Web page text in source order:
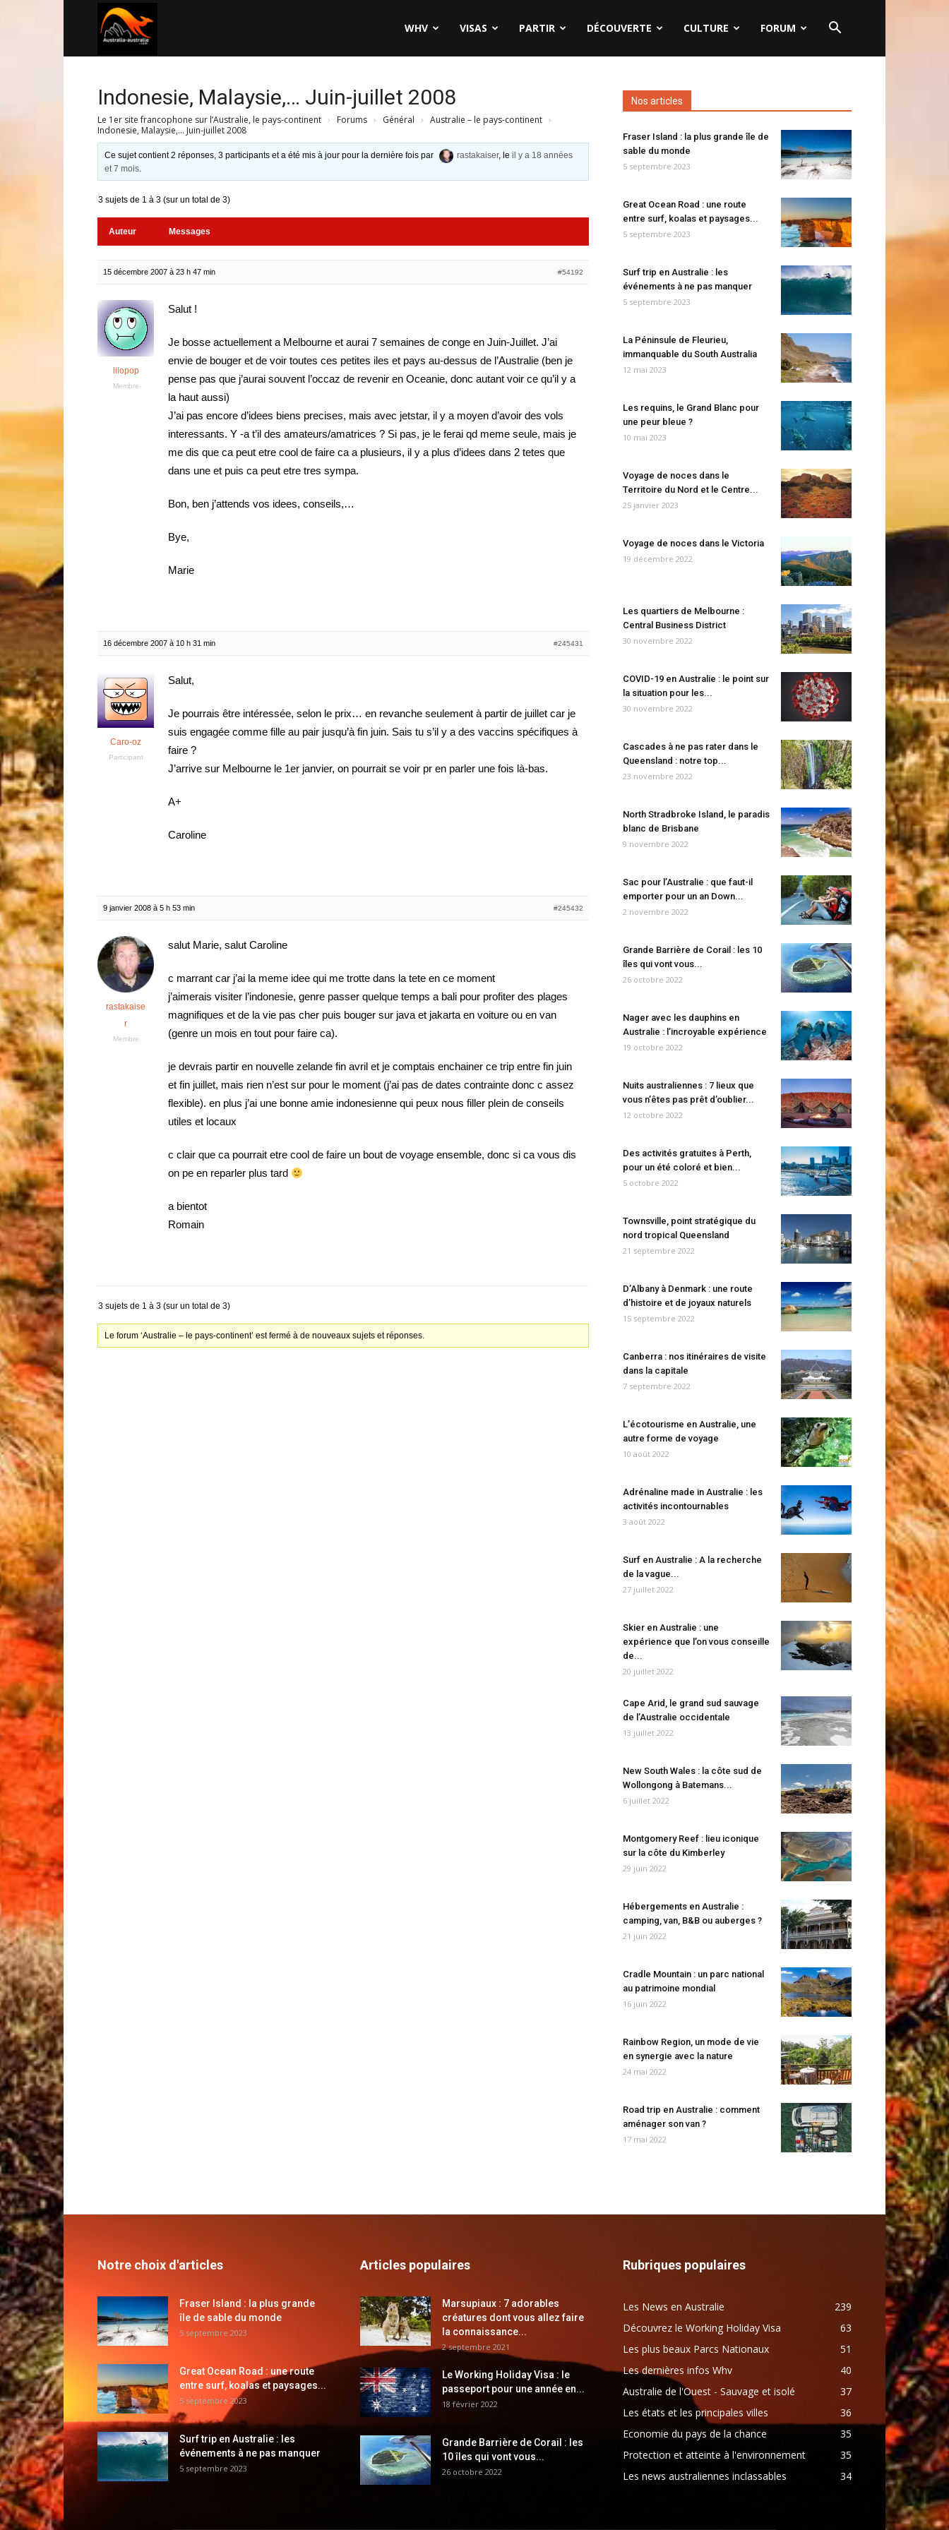
WHV VISAS PARTIR DÉCOUVERTE CULTURE FORUM
Indonesie, Malaysie,… Juin-juillet 2008
Le 1er site francophone sur l’Australie, le pays-continent › Forums › Général › Australie – le pays-continent ›
Indonesie, Malaysie,… Juin-juillet 2008
Ce sujet contient 2 réponses, 3 participants et a été mis à jour pour la dernière fois par rastakaiser, leil y a 18 années
et 7 mois.
3 sujets de 1 à 3 (sur un total de 3)
Auteur Messages
15 décembre 2007 à 23 h 47 min #54192
lilopop
Membre
Salut !
Je bosse actuellement a Melbourne et aurai 7 semaines de conge en Juin-Juillet. J’ai
envie de bouger et de voir toutes ces petites iles et pays au-dessus de l’Australie (ben je
pense pas que j’aurai souvent l’occaz de revenir en Oceanie, donc autant voir ce qu’il y a
la haut aussi)
J’ai pas encore d’idees biens precises, mais avec jetstar, il y a moyen d’avoir des vols
interessants. Y -a t’il des amateurs/amatrices ? Si pas, je le ferai qd meme seule, mais je
me dis que ca peut etre cool de faire ca a plusieurs, il y a plus d’idees dans 2 tetes que
dans une et puis ca peut etre tres sympa.
Bon, ben j’attends vos idees, conseils,…
Bye,
Marie
16 décembre 2007 à 10 h 31 min #245431
Caro-oz
Participant
Salut,
Je pourrais être intéressée, selon le prix… en revanche seulement à partir de juillet car je
suis engagée comme fille au pair jusqu’à fin juin. Sais tu s’il y a des vaccins spécifiques à
faire ?
J’arrive sur Melbourne le 1er janvier, on pourrait se voir pr en parler une fois là-bas.
A+
Caroline
9 janvier 2008 à 5 h 53 min #245432
rastakaise
r
Membre
salut Marie, salut Caroline
c marrant car j’ai la meme idee qui me trotte dans la tete en ce moment
j’aimerais visiter l’indonesie, genre passer quelque temps a bali pour profiter des plages
magnifiques et de la vie pas cher puis bouger sur java et jakarta en voiture ou en van
(genre un mois en tout pour faire ca).
je devrais partir en nouvelle zelande fin avril et je comptais enchainer ce trip entre fin juin
et fin juillet, mais rien n’est sur pour le moment (j’ai pas de dates contrainte donc c assez
flexible). en plus j’ai une bonne amie indonesienne qui peux nous filler plein de conseils
utiles et locaux
c clair que ca pourrait etre cool de faire un bout de voyage ensemble, donc si ca vous dis
on pe en reparler plus tard
a bientot
Romain
3 sujets de 1 à 3 (sur un total de 3)
Le forum ‘Australie – le pays-continent’ est fermé à de nouveaux sujets et réponses.
Nos articles
Fraser Island : la plus grande île de
sable du monde
5 septembre 2023
Great Ocean Road : une route
entre surf, koalas et paysages...
5 septembre 2023
Surf trip en Australie : les
événements à ne pas manquer
5 septembre 2023
La Péninsule de Fleurieu,
immanquable du South Australia
12 mai 2023
Les requins, le Grand Blanc pour
une peur bleue ?
10 mai 2023
Voyage de noces dans le
Territoire du Nord et le Centre...
25 janvier 2023
Voyage de noces dans le Victoria
19 décembre 2022
Les quartiers de Melbourne :
Central Business District
30 novembre 2022
COVID-19 en Australie : le point sur
la situation pour les...
30 novembre 2022
Cascades à ne pas rater dans le
Queensland : notre top...
23 novembre 2022
North Stradbroke Island, le paradis
blanc de Brisbane
9 novembre 2022
Sac pour l’Australie : que faut-il
emporter pour un an Down...
2 novembre 2022
Grande Barrière de Corail : les 10
îles qui vont vous...
26 octobre 2022
Nager avec les dauphins en
Australie : l’incroyable expérience
19 octobre 2022
Nuits australiennes : 7 lieux que
vous n’êtes pas prêt d’oublier...
12 octobre 2022
Des activités gratuites à Perth,
pour un été coloré et bien...
5 octobre 2022
Townsville, point stratégique du
nord tropical Queensland
21 septembre 2022
D’Albany à Denmark : une route
d’histoire et de joyaux naturels
15 septembre 2022
Canberra : nos itinéraires de visite
dans la capitale
7 septembre 2022
L’écotourisme en Australie, une
autre forme de voyage
10 août 2022
Adrénaline made in Australie : les
activités incontournables
3 août 2022
Surf en Australie : A la recherche
de la vague...
27 juillet 2022
Skier en Australie : une
expérience que l’on vous conseille
de...
20 juillet 2022
Cape Arid, le grand sud sauvage
de l’Australie occidentale
13 juillet 2022
New South Wales : la côte sud de
Wollongong à Batemans...
6 juillet 2022
Montgomery Reef : lieu iconique
sur la côte du Kimberley
29 juin 2022
Hébergements en Australie :
camping, van, B&B ou auberges ?
21 juin 2022
Cradle Mountain : un parc national
au patrimoine mondial
16 juin 2022
Rainbow Region, un mode de vie
en synergie avec la nature
24 mai 2022
Road trip en Australie : comment
aménager son van ?
17 mai 2022
Notre choix d'articles
Fraser Island : la plus grande
île de sable du monde
5 septembre 2023
Great Ocean Road : une route
entre surf, koalas et paysages...
5 septembre 2023
Surf trip en Australie : les
événements à ne pas manquer
5 septembre 2023
Articles populaires
Marsupiaux : 7 adorables
créatures dont vous allez faire
la connaissance...
2 septembre 2021
Le Working Holiday Visa : le
passeport pour une année en...
18 février 2022
Grande Barrière de Corail : les
10 îles qui vont vous...
26 octobre 2022
Rubriques populaires
Les News en Australie
239
Découvrez le Working Holiday Visa
63
Les plus beaux Parcs Nationaux
51
Les dernières infos Whv
40
Australie de l'Ouest - Sauvage et isolé
37
Les états et les principales villes
36
Economie du pays de la chance
35
Protection et atteinte à l'environnement
35
Les news australiennes inclassables
34